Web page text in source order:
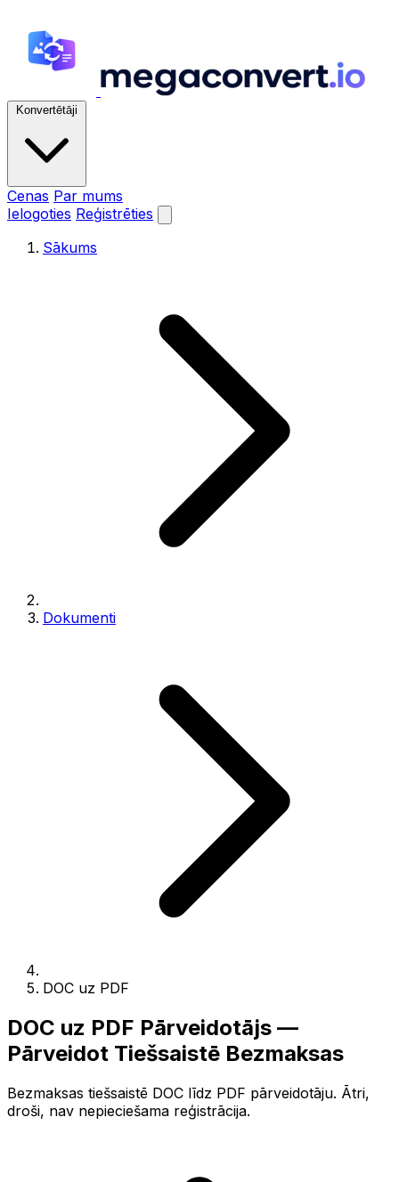
Konvertētāji
Cenas Par mums
Ielogoties Reģistrēties
Sākums
Dokumenti
DOC uz PDF
DOC uz PDF Pārveidotājs —
Pārveidot Tiešsaistē Bezmaksas
Bezmaksas tiešsaistē DOC līdz PDF pārveidotāju. Ātri,
droši, nav nepieciešama reģistrācija.